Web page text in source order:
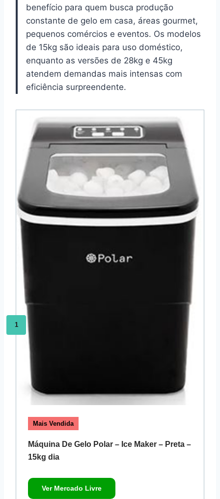
benefício para quem busca produção
constante de gelo em casa, áreas gourmet,
pequenos comércios e eventos. Os modelos
de 15kg são ideais para uso doméstico,
enquanto as versões de 28kg e 45kg
atendem demandas mais intensas com
eficiência surpreendente.
1
Mais Vendida
Máquina De Gelo Polar – Ice Maker – Preta –
15kg dia
Ver Mercado Livre